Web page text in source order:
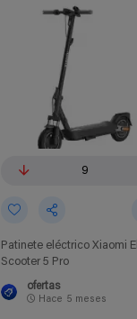
9
Patinete eléctrico Xiaomi
Scooter 5 Pro
ofertas
Hace 5 meses